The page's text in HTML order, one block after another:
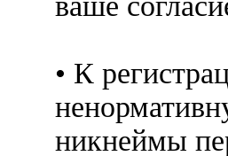
• К
никнеймы